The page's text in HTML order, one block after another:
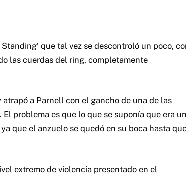
que tal vez se descontroló un poco,
las cuerdas del ring, completamente
a Parnell con el gancho de una de las
problema es que lo que se suponía que era un
que el anzuelo se quedó en su boca hasta
extremo de violencia presentado en el